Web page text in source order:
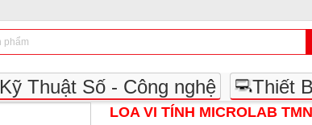
Kỹ Thuật Số - Công nghệ Thiết
LOA VI TÍNH MICROLAB